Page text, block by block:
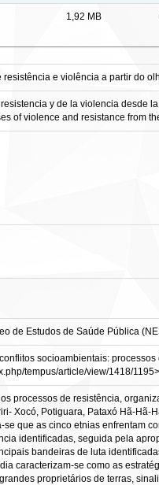
1,92 MB
e violência a partir do
y de la violencia desde
of violence and resistance from
de Estudos de Saúde Pública
socioambientais:
tempus/article/view/1418/
processos de resistência,
Xocó, Potiguara, Pataxó Hã-
que as cinco etnias enfrentam
identificadas, seguida pela
bandeiras de luta
caracterizam-se como as
proprietários de terras,